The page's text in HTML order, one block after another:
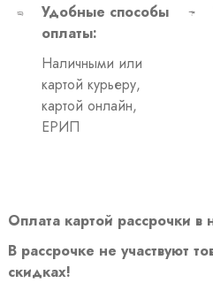
Удобные способы
оплаты:
Наличными или
картой курьеру,
картой онлайн,
ЕРИП
Оплата картой рассрочки в
В рассрочке не участвуют
скидках!